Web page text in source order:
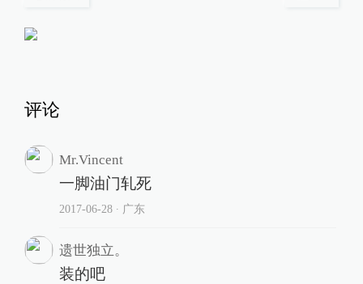
评论
Mr.Vincent
一脚油门轧死
2017-06-28∙ 广东
遗世独立。
装的吧